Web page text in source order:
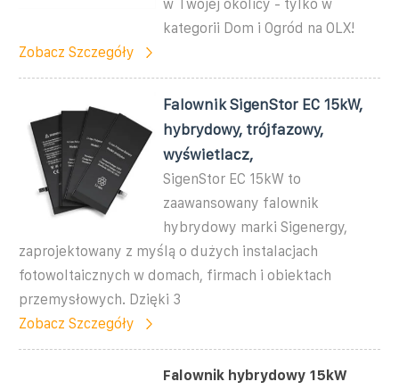
w Twojej okolicy - tylko w
kategorii Dom i Ogród na OLX!
Zobacz Szczegóły
Falownik SigenStor EC 15kW,
hybrydowy, trójfazowy,
wyświetlacz,
SigenStor EC 15kW to
zaawansowany falownik
hybrydowy marki Sigenergy,
zaprojektowany z myślą o dużych instalacjach
fotowoltaicznych w domach, firmach i obiektach
przemysłowych. Dzięki 3
Zobacz Szczegóły
Falownik hybrydowy 15kW